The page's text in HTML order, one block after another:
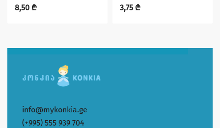
8,50 ₾
3,75 ₾
info@mykonkia.ge
(+995) 555 939 704